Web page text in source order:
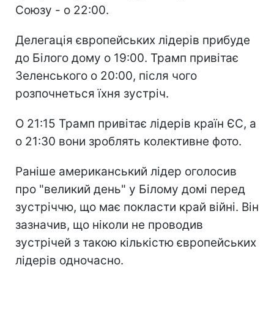
Союзу - о 22:00.
Делегація європейських лідерів прибуде
до Білого дому о 19:00. Трамп привітає
Зеленського о 20:00, після чого
розпочнеться їхня зустріч.
О 21:15 Трамп привітає лідерів країн ЄС, а
о 21:30 вони зроблять колективне фото.
Раніше американський лідер оголосив
про "великий день" у Білому домі перед
зустріччю, що має покласти край війні. Він
зазначив, що ніколи не проводив
зустрічей з такою кількістю європейських
лідерів одночасно.